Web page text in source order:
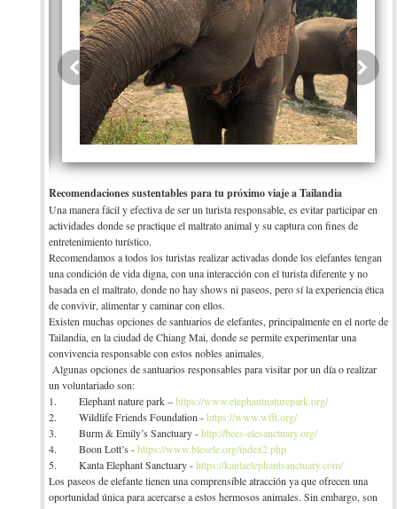
Recomendaciones sustentables para tu próximo viaje a Tailandia
Una manera fácil y efectiva de ser un turista responsable, es evitar participar en
actividades donde se practique el maltrato animal y su captura con fines de
entretenimiento turístico.
Recomendamos a todos los turistas realizar activadas donde los elefantes tengan
una condición de vida digna, con una interacción con el turista diferente y no
basada en el maltrato, donde no hay shows ni paseos, pero sí la experiencia ética
de convivir, alimentar y caminar con ellos.
Existen muchas opciones de santuarios de elefantes, principalmente en el norte de
Tailandia, en la ciudad de Chiang Mai, donde se permite experimentar una
convivencia responsable con estos nobles animales.
Algunas opciones de santuarios responsables para visitar por un día o realizar
un voluntariado son:
1. Elephant nature park –https://www.elephantnaturepark.org/
2. Wildlife Friends Foundation -https://www.wfft.org/
3. Burm & Emily’s Sanctuary -http://bees-elesanctuary.org/
4. Boon Lott’s -https://www.blesele.org/index2.php
5. Kanta Elephant Sanctuary -https://kantaelephantsanctuary.com/
Los paseos de elefante tienen una comprensible atracción ya que ofrecen una
oportunidad única para acercarse a estos hermosos animales. Sin embargo, son